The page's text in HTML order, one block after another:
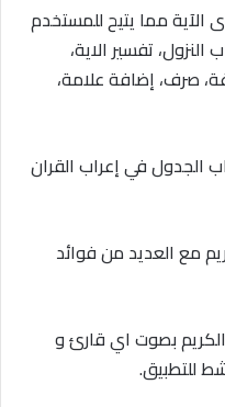
الآية مما يتيح للمستخدم
تفسير الاية،
صرف، إضافة علامة،
الجدول في إعراب القران
مع العديد من فوائد
بصوت اي قارئ و
للتطبيق.